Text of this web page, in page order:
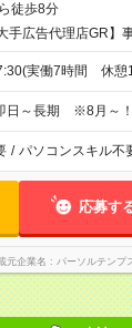
徒歩8分
手広告代理店GR】
実働7時間 休憩
日～長期 ※8月～！
/ パソコンスキル不
応募す
元企業名 パーソルテンプ